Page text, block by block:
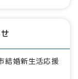
結婚新生活応援